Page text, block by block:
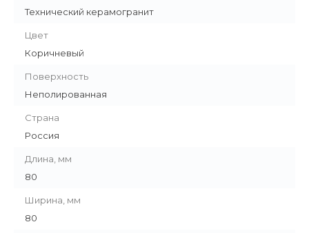
Технический керамогранит
Цвет
Коричневый
Поверхность
Неполированная
Страна
Россия
Длина, мм
80
Ширина, мм
80